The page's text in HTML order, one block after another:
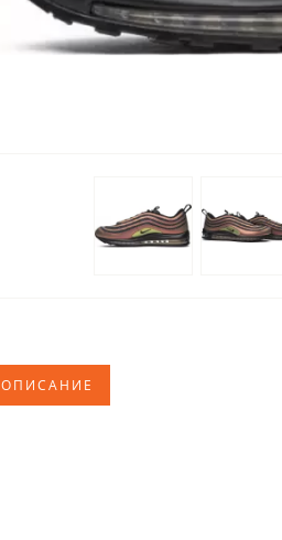
ОПИСАНИЕ